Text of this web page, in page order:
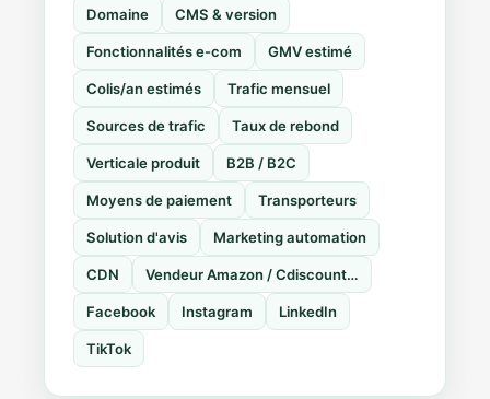
Domaine CMS & version
Fonctionnalités e-com GMV estimé
Colis/an estimés Trafic mensuel
Sources de trafic Taux de rebond
Verticale produit B2B / B2C
Moyens de paiement Transporteurs
Solution d'avis Marketing automation
CDN Vendeur Amazon / Cdiscount…
Facebook Instagram LinkedIn
TikTok